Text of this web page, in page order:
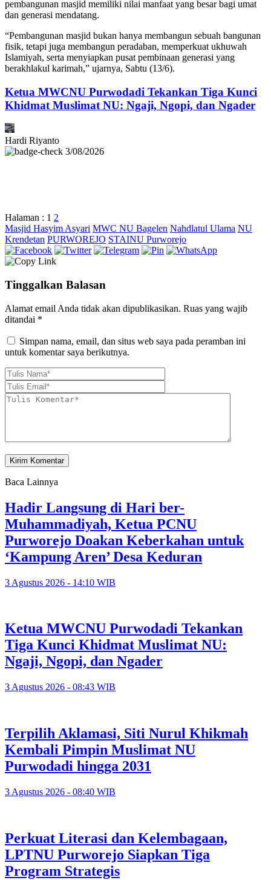
pembangunan masjid memiliki nilai manfaat yang besar bagi umat
dan generasi mendatang.
“Pembangunan masjid bukan hanya membangun sebuah bangunan
fisik, tetapi juga membangun peradaban, memperkuat ukhuwah
Islamiyah, serta menyiapkan pusat pembinaan generasi yang
berakhlakul karimah,” ujarnya, Sabtu (13/6).
Ketua MWCNU Purwodadi Tekankan Tiga Kunci
Khidmat Muslimat NU: Ngaji, Ngopi, dan Ngader
Hardi Riyanto
3/08/2026
Halaman : 1 2
Masjid Hasyim Asyari MWC NU Bagelen Nahdlatul Ulama NU
Krendetan PURWOREJO STAINU Purworejo
Tinggalkan Balasan
Alamat email Anda tidak akan dipublikasikan. Ruas yang wajib
ditandai *
Simpan nama, email, dan situs web saya pada peramban ini
untuk komentar saya berikutnya.
Baca Lainnya
Hadir Langsung di Hari ber-
Muhammadiyah, Ketua PCNU
Purworejo Doakan Keberkahan untuk
‘Kampung Aren’ Desa Keduran
3 Agustus 2026 - 14:10 WIB
Ketua MWCNU Purwodadi Tekankan
Tiga Kunci Khidmat Muslimat NU:
Ngaji, Ngopi, dan Ngader
3 Agustus 2026 - 08:43 WIB
Terpilih Aklamasi, Siti Nurul Khikmah
Kembali Pimpin Muslimat NU
Purwodadi hingga 2031
3 Agustus 2026 - 08:40 WIB
Perkuat Literasi dan Kelembagaan,
LPTNU Purworejo Siapkan Tiga
Program Strategis